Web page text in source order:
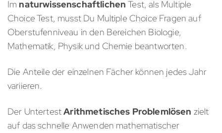
Im naturwissenschaftlichenTest, als Multiple
Choice Test, musst Du Multiple Choice Fragen auf
Oberstufenniveau in den Bereichen Biologie,
Mathematik, Physik und Chemie beantworten.
Die Anteile der einzelnen Fächer können jedes Jahr
variieren.
Der UntertestArithmetisches Problemlösen zielt
auf das schnelle Anwenden mathematischer